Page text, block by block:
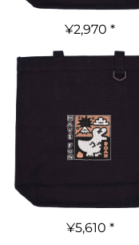
¥2,970*
¥5,610 *